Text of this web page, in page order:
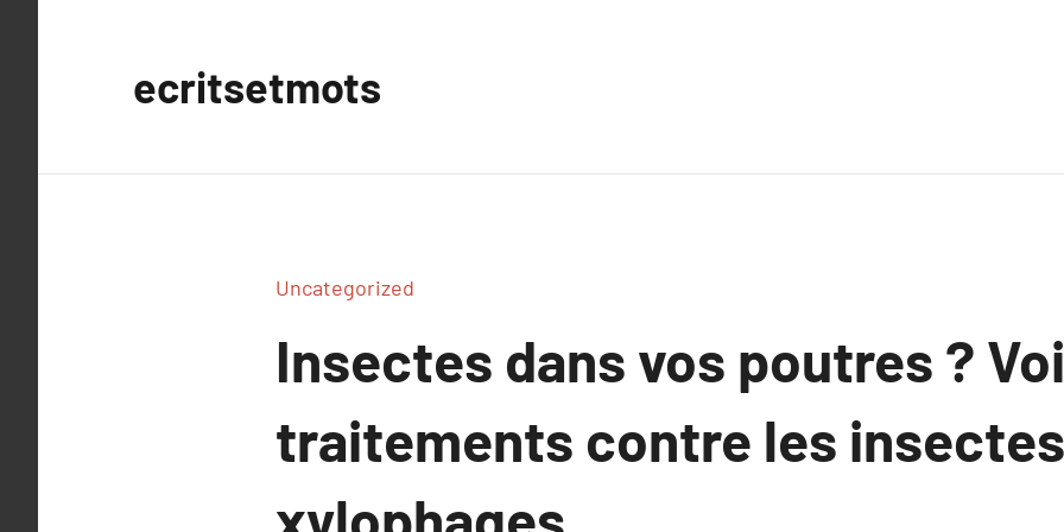
ecritsetmots
Uncategorized
Insectes dans vos poutres ?
traitements contre les insectes